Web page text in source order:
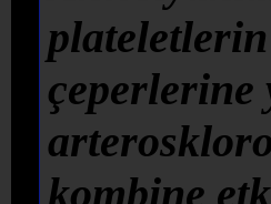
çeperlerine
kombine